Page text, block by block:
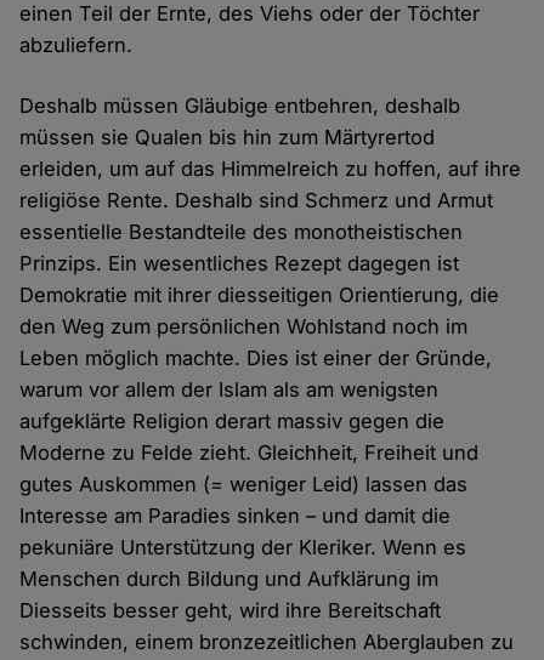
einen Teil der Ernte, des Viehs oder der Töchter
abzuliefern.
Deshalb müssen Gläubige entbehren, deshalb
müssen sie Qualen bis hin zum Märtyrertod
erleiden, um auf das Himmelreich zu hoffen, auf ihre
religiöse Rente. Deshalb sind Schmerz und Armut
essentielle Bestandteile des monotheistischen
Prinzips. Ein wesentliches Rezept dagegen ist
Demokratie mit ihrer diesseitigen Orientierung, die
den Weg zum persönlichen Wohlstand noch im
Leben möglich machte. Dies ist einer der Gründe,
warum vor allem der Islam als am wenigsten
aufgeklärte Religion derart massiv gegen die
Moderne zu Felde zieht. Gleichheit, Freiheit und
gutes Auskommen (= weniger Leid) lassen das
Interesse am Paradies sinken – und damit die
pekuniäre Unterstützung der Kleriker. Wenn es
Menschen durch Bildung und Aufklärung im
Diesseits besser geht, wird ihre Bereitschaft
schwinden, einem bronzezeitlichen Aberglauben zu